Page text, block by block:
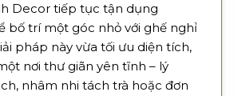
Decor tiếp tục tận dụng
bố trí một góc nhỏ với ghế nghỉ
pháp này vừa tối ưu diện tích,
nơi thư giãn yên tĩnh – lý
nhâm nhi tách trà hoặc đơn